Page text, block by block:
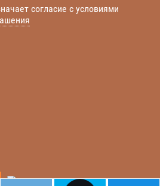
согласие с условиями